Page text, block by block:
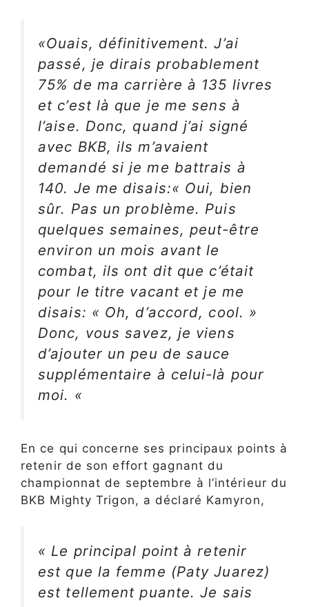
«Ouais, définitivement. J’ai
passé, je dirais probablement
75% de ma carrière à 135 livres
et c’est là que je me sens à
l’aise. Donc, quand j’ai signé
avec BKB, ils m’avaient
demandé si je me battrais à
140. Je me disais:« Oui, bien
sûr. Pas un problème. Puis
quelques semaines, peut-être
environ un mois avant le
combat, ils ont dit que c’était
pour le titre vacant et je me
disais: « Oh, d’accord, cool. »
Donc, vous savez, je viens
d’ajouter un peu de sauce
supplémentaire à celui-là pour
moi. «
En ce qui concerne ses principaux points à
retenir de son effort gagnant du
championnat de septembre à l’intérieur du
BKB Mighty Trigon, a déclaré Kamyron,
« Le principal point à retenir
est que la femme (Paty Juarez)
est tellement puante. Je sais